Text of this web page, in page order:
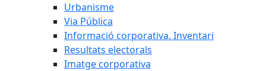
Urbanisme
Via Pública
Informació corporativa. Inventari
Resultats electorals
Imatge corporativa